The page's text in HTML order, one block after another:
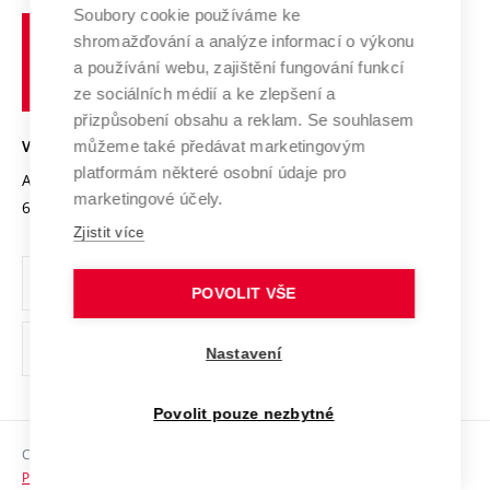
Výzkumné infrastruktury
Transfer znalostí
Open Science
Projekty
Projekty ze strukturálních fondů
Specifický výzkum
Spolupráce se školami
Mezinárodní dohody
Univerzitní sítě
Profil univerzity
Udržitelná univerzita
Podnikavá univerzita / ContriBUTe
Bezpečná univerzita
Vyznamenání
Organizační struktura
Ochrana osobních údajů
odkaz)
Sociální bezpečí
učení
technické
Brně
VYSOKÉ UČENÍ TECHNICKÉ V BRNĚ
Antonínská 548/1
602 00 Brno
www.vut.cz
vut@vutbr.cz
Copyright © 2026 VUT
Prohlášení o přístupnosti
Soubory cookie používáme ke
shromažďování a analýze informací o výkonu
a používání webu, zajištění fungování funkcí
ze sociálních médií a ke zlepšení a
přizpůsobení obsahu a reklam. Se souhlasem
můžeme také předávat marketingovým
platformám některé osobní údaje pro
marketingové účely.
Zjistit více
POVOLIT VŠE
Nastavení
Povolit pouze nezbytné